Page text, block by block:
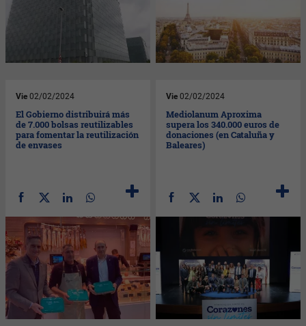
Vie 02/02/2024
El Gobierno distribuirá más
de 7.000 bolsas reutilizables
para fomentar la reutilización
de envases
Vie 02/02/2024
Mediolanum Aproxima
supera los 340.000 euros de
donaciones (en Cataluña y
Baleares)